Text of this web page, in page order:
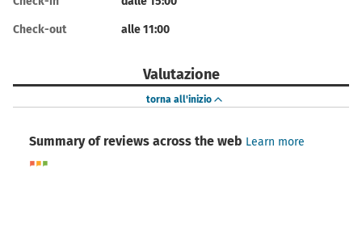
Check-out alle 11:00
Valutazione
torna all'inizio
Summary of reviews across the web Learn more